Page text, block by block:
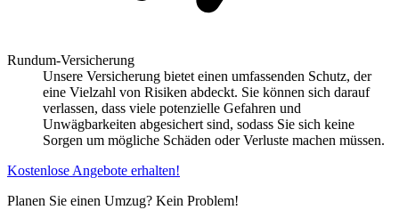
Rundum-Versicherung
Unsere Versicherung bietet einen umfassenden Schutz, der
eine Vielzahl von Risiken abdeckt. Sie können sich darauf
verlassen, dass viele potenzielle Gefahren und
Unwägbarkeiten abgesichert sind, sodass Sie sich keine
Sorgen um mögliche Schäden oder Verluste machen müssen.
Kostenlose Angebote erhalten!
Planen Sie einen Umzug? Kein Problem!